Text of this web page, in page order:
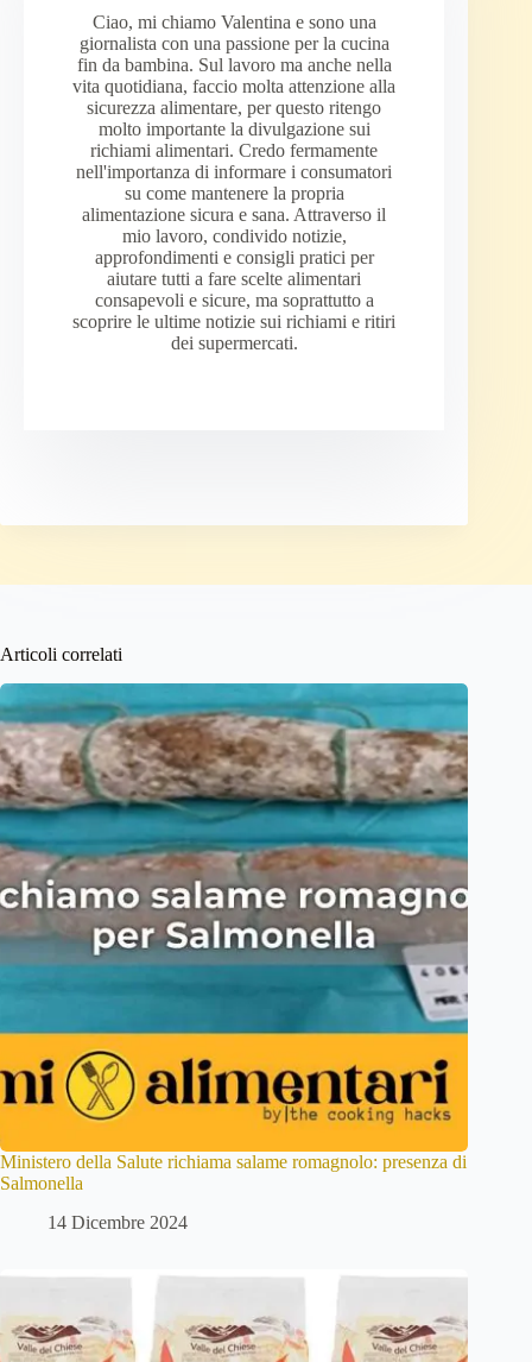
Ciao, mi chiamo Valentina e sono una
giornalista con una passione per la cucina
fin da bambina. Sul lavoro ma anche nella
vita quotidiana, faccio molta attenzione alla
sicurezza alimentare, per questo ritengo
molto importante la divulgazione sui
richiami alimentari. Credo fermamente
nell'importanza di informare i consumatori
su come mantenere la propria
alimentazione sicura e sana. Attraverso il
mio lavoro, condivido notizie,
approfondimenti e consigli pratici per
aiutare tutti a fare scelte alimentari
consapevoli e sicure, ma soprattutto a
scoprire le ultime notizie sui richiami e ritiri
dei supermercati.
Articoli correlati
Ministero della Salute richiama salame romagnolo: presenza di
Salmonella
14 Dicembre 2024